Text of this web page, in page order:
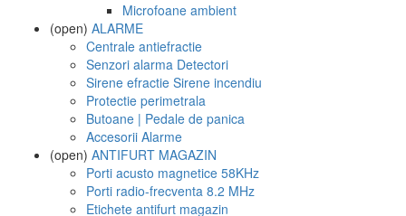
Microfoane ambient
(open) ALARME
Centrale antiefractie
Senzori alarma Detectori
Sirene efractie Sirene incendiu
Protectie perimetrala
Butoane | Pedale de panica
Accesorii Alarme
(open) ANTIFURT MAGAZIN
Porti acusto magnetice 58KHz
Porti radio-frecventa 8.2 MHz
Etichete antifurt magazin